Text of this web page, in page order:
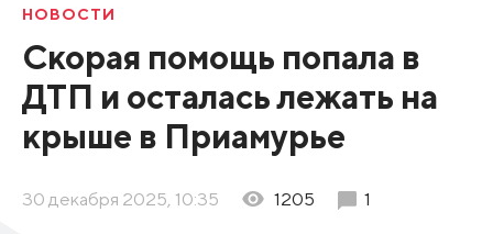
НОВОСТИ
Скорая помощь попала в
ДТП и осталась лежать на
крыше в Приамурье
30 декабря 2025, 10:35 1205 1